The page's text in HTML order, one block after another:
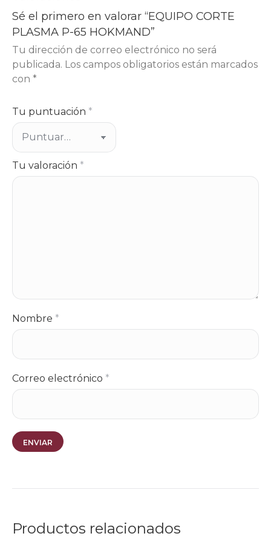
Sé el primero en valorar “EQUIPO CORTE
PLASMA P-65 HOKMAND”
Tu dirección de correo electrónico no será
publicada. Los campos obligatorios están marcados
con *
Tu puntuación *
Tu valoración *
Nombre *
Correo electrónico *
Productos relacionados